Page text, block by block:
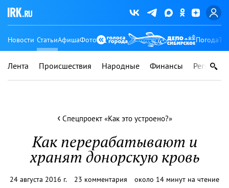
Новости СтатьиАфишаФото Погода
Лента Происшествия Народные Финансы Регионы
‹Спецпроект «Как это устроено?»
Как перерабатывают и
хранят донорскую кровь
24 августа 2016 г. 23 комментария около 14 минут на чтение